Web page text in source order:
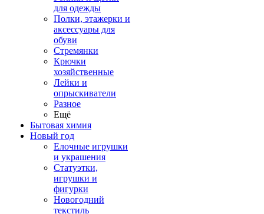
для одежды
Полки, этажерки и
аксессуары для
обуви
Стремянки
Крючки
хозяйственные
Лейки и
опрыскиватели
Разное
Ещё
Бытовая химия
Новый год
Елочные игрушки
и украшения
Статуэтки,
игрушки и
фигурки
Новогодний
текстиль